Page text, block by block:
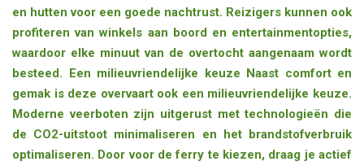
en hutten voor een goede nachtrust. Reizigers kunnen ook
profiteren van winkels aan boord en entertainmentopties,
waardoor elke minuut van de overtocht aangenaam wordt
besteed. Een milieuvriendelijke keuze Naast comfort en
gemak is deze overvaart ook een milieuvriendelijke keuze.
Moderne veerboten zijn uitgerust met technologieën die
de CO2-uitstoot minimaliseren en het brandstofverbruik
optimaliseren. Door voor de ferry te kiezen, draag je actief